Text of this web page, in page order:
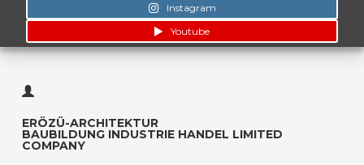
Instagram
Youtube
ERÖZÜ-ARCHITEKTUR
BAUBILDUNG INDUSTRIE HANDEL LIMITED
COMPANY